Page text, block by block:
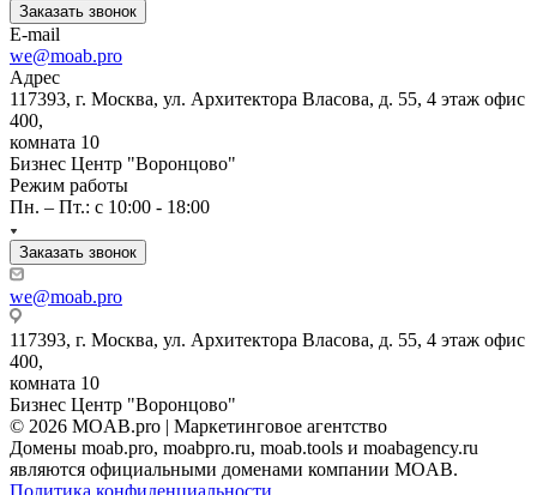
Заказать звонок
E-mail
we@moab.pro
Адрес
117393, г. Москва, ул. Архитектора Власова, д. 55, 4 этаж офис
400,
комната 10
Бизнес Центр "Воронцово"
Режим работы
Пн. – Пт.: с 10:00 - 18:00
Заказать звонок
we@moab.pro
117393, г. Москва, ул. Архитектора Власова, д. 55, 4 этаж офис
400,
комната 10
Бизнес Центр "Воронцово"
© 2026 MOAB.pro | Маркетинговое агентство
Домены moab.pro, moabpro.ru, moab.tools и moabagency.ru
являются официальными доменами компании MOAB.
Политика конфиденциальности